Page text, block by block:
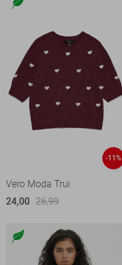
-11%
Vero Moda Trui
24,00 26,99